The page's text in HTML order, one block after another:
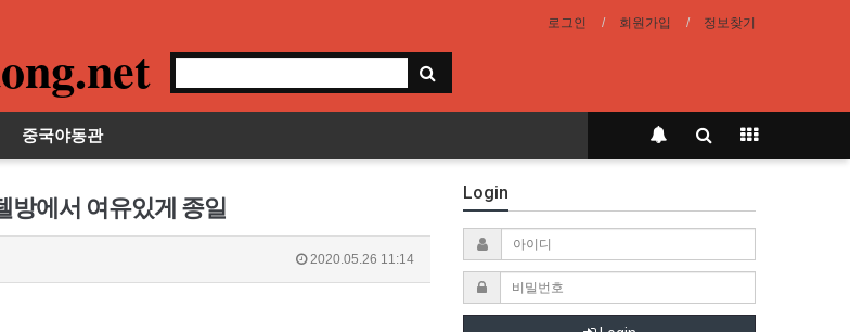
로그인 회원가입 정보찾기
중국야동관
방에서 여유있게 종일
2020.05.26 11:14
Login